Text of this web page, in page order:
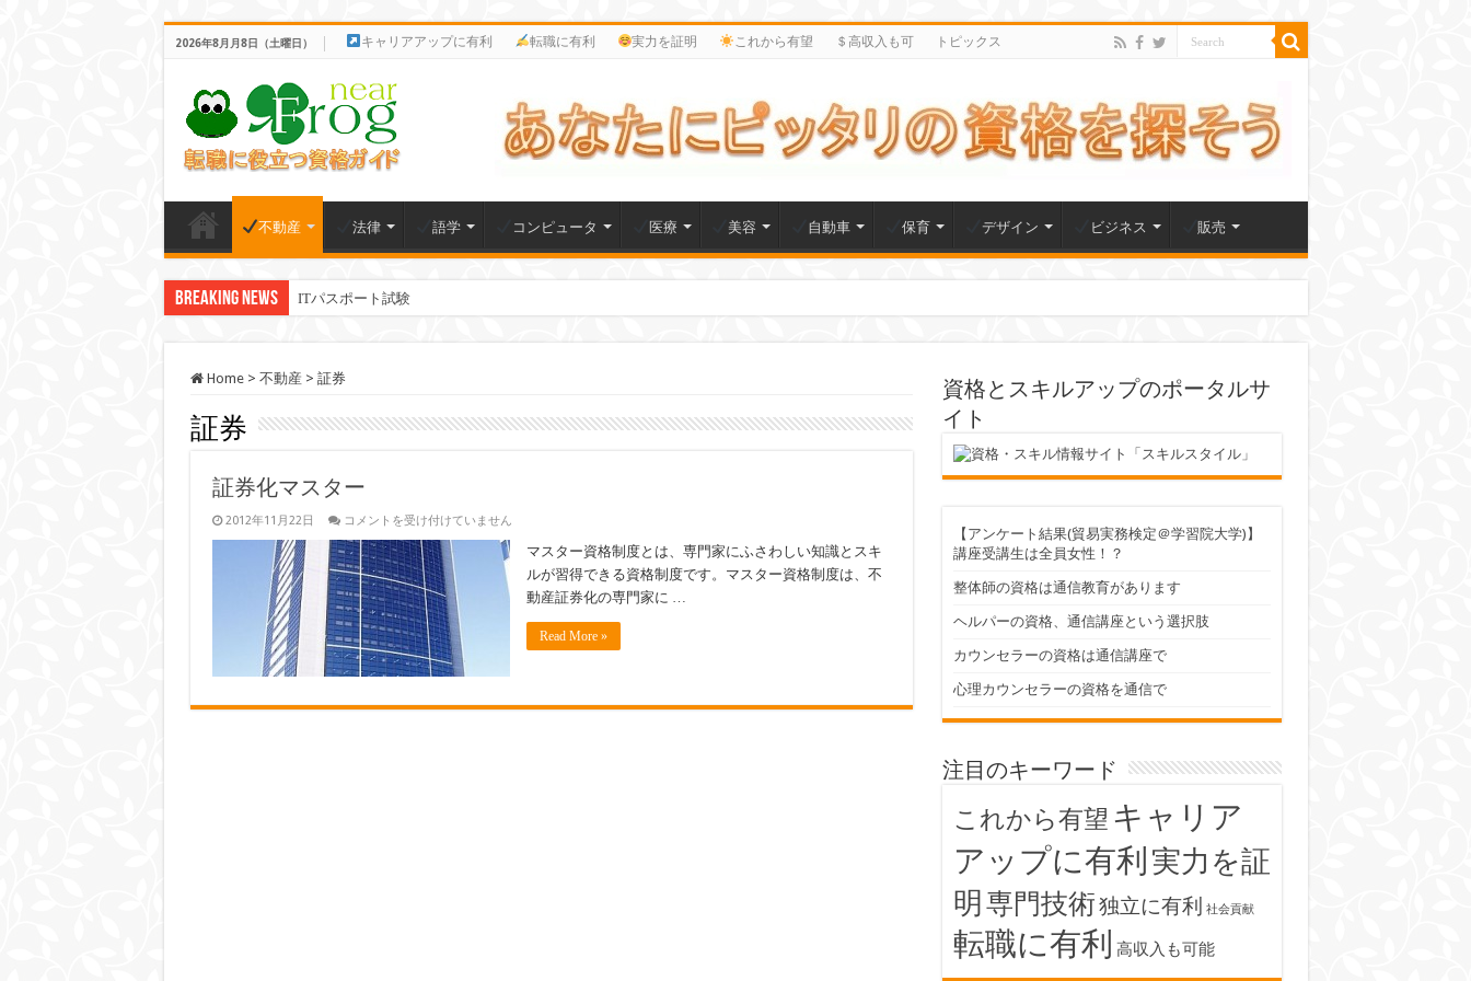
2026年8月月8日（土曜日） キャリアアップに有利 転職に有利 実力を証明 これから有望 ＄高収入も可 トピックス
不動産 法律 語学 コンピュータ 医療 美容 自動車 保育 デザイン ビジネス 販売
Breaking News ITパスポート試験
Home > 不動産 > 証券
証券
証券化マスター
2012年11月22日
証
化
マ
ス
タ
ー
は
コメントを受け付けていません
マスター資格制度とは、専門家にふさわしい知識とスキ
ルが習得できる資格制度です。マスター資格制度は、不
動産証券化の専門家に …
Read More »
資格とスキルアップのポータルサ
イト
【アンケート結果(貿易実務検定＠学習院大学)】
講座受講生は全員女性！？
整体師の資格は通信教育があります
ヘルパーの資格、通信講座という選択肢
カウンセラーの資格は通信講座で
心理カウンセラーの資格を通信で
注目のキーワード
これから有望 キャリア
アップに有利 実力を証
明 専門技術独立に有利 社会貢献
転職に有利 高収入も可能